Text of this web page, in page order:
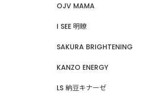
OJV MAMA
I SEE 明瞭
SAKURA BRIGHTENING
KANZO ENERGY
LS 納豆キナーゼ